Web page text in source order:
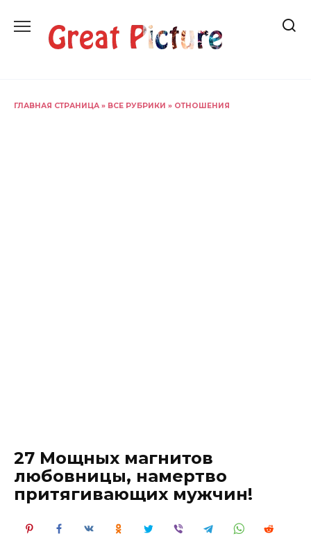
содержанию
ГЛАВНАЯ СТРАНИЦА » ВСЕ РУБРИКИ » ОТНОШЕНИЯ
27 Мощных магнитов
любовницы, намертво
притягивающих мужчин!